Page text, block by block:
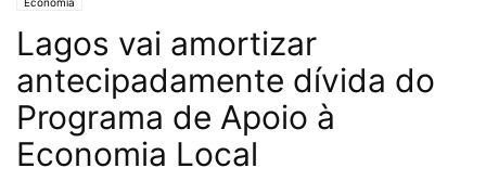
Lagos vai amortizar
antecipadamente dívida do
Programa de Apoio à
Economia Local